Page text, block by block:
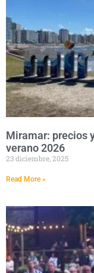
Miramar: precios
verano 2026
23 diciembre, 2025
Read More »